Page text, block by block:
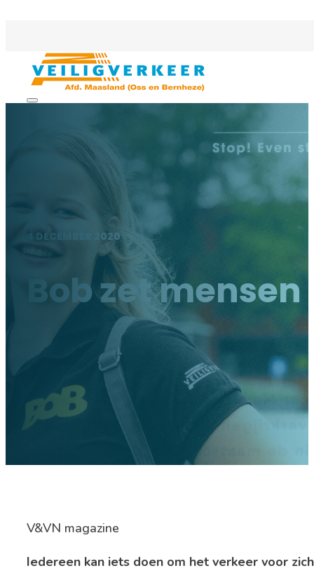
4 DECEMBER 2020
Bob zet
V&VN magazine
Iedereen kan iets doen om het verkeer voor